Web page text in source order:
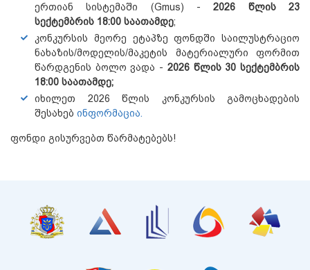
ერთიან სისტემაში (Gmus) -
2026 წლის 23
სექტემბრის 18:00 საათამდე;
კონკურსის მეორე ეტაპზე ფონდში საილუსტრაციო
ნახაზის/მოდელის/მაკეტის მატერიალური ფორმით
წარდგენის ბოლო ვადა - 2026 წლის 30 სექტემბრის
18:00 საათამდე;
იხილეთ 2026 წლის კონკურსის გამოცხადების
შესახებ ინფორმაცია
ფონდი გისურვებთ წარმატებებს!